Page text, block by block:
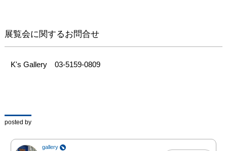
展覧会に関するお問合せ
K's Gallery　03-5159-0809
posted by
gallery